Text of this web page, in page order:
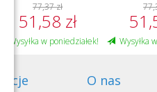
77,37 zł
51,58 zł
Wysyłka w poniedziałek! Wysyłka
O nas